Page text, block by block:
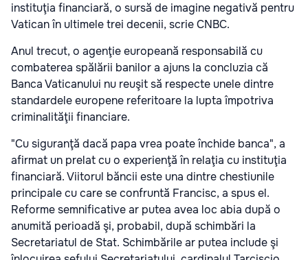
instituţia financiară, o sursă de imagine negativă pentru
Vatican în ultimele trei decenii, scrie CNBC.
Anul trecut, o agenţie europeană responsabilă cu
combaterea spălării banilor a ajuns la concluzia că
Banca Vaticanului nu reuşit să respecte unele dintre
standardele europene referitoare la lupta împotriva
criminalităţii financiare.
"Cu siguranţă dacă papa vrea poate închide banca", a
afirmat un prelat cu o experienţă în relaţia cu instituţia
financiară. Viitorul băncii este una dintre chestiunile
principale cu care se confruntă Francisc, a spus el.
Reforme semnificative ar putea avea loc abia după o
anumită perioadă şi, probabil, după schimbări la
Secretariatul de Stat. Schimbările ar putea include şi